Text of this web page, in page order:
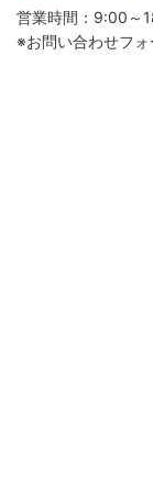
営業時間：9:00～
※お問い合わせフォ